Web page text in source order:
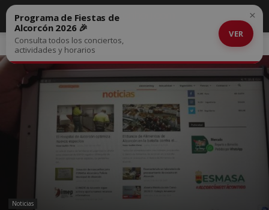
Inicio Noticias
Noticias
Programa de Fiestas de
Alcorcón 2026 🎉
Consulta todos los conciertos,
actividades y horarios
VER
×